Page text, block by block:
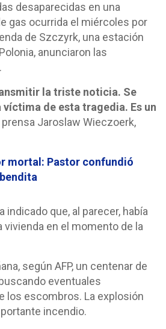
desaparecidas en una
gas ocurrida el miércoles por
de Szczyrk, una estación
anunciaron las
la triste noticia. Se
de esta tragedia. Es un
prensa Jaroslaw Wieczoerk,
mortal: Pastor confundió
indicado que, al parecer, había
vivienda en el momento de la
según AFP, un centenar de
eventuales
los escombros. La explosión
incendio.